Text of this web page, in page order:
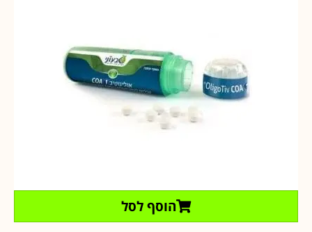
הוסף לסל